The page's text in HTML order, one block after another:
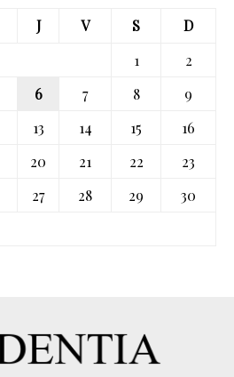
J V S
D
1
2
6 7 8
9
13 14 15
16
20 21 22
23
27 28 29
30